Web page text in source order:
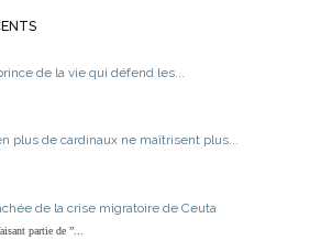
de la vie qui défend les...
plus de cardinaux ne maîtrisent plus...
de la crise migratoire de Ceuta
partie de ”...